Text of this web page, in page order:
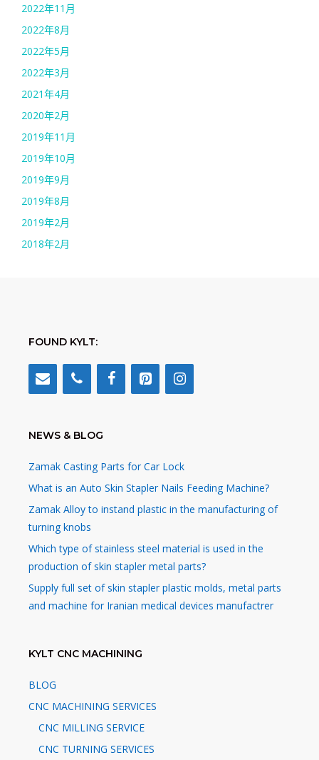
2022年11月
2022年8月
2022年5月
2022年3月
2021年4月
2020年2月
2019年11月
2019年10月
2019年9月
2019年8月
2019年2月
2018年2月
FOUND KYLT:
NEWS & BLOG
Zamak Casting Parts for Car Lock
What is an Auto Skin Stapler Nails Feeding Machine?
Zamak Alloy to instand plastic in the manufacturing of
turning knobs
Which type of stainless steel material is used in the
production of skin stapler metal parts?
Supply full set of skin stapler plastic molds, metal parts
and machine for Iranian medical devices manufactrer
KYLT CNC MACHINING
BLOG
CNC MACHINING SERVICES
CNC MILLING SERVICE
CNC TURNING SERVICES